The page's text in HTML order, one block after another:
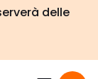
delle